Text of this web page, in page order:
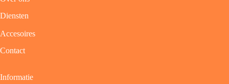
Diensten
Accesoires
Contact
Informatie